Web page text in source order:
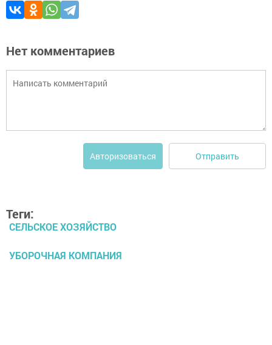
Нет комментариев
Авторизоваться Отправить
Теги:
СЕЛЬСКОЕ ХОЗЯЙСТВО
УБОРОЧНАЯ КОМПАНИЯ